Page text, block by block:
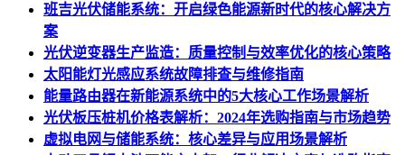
班吉光伏储能系统：开启绿色能源新时代的核心解决方
案
光伏逆变器生产监造：质量控制与效率优化的核心策略
太阳能灯光感应系统故障排查与维修指南
能量路由器在新能源系统中的5大核心工作场景解析
光伏板压桩机价格表解析：2024年选购指南与市场趋势
虚拟电网与储能系统：核心差异与应用场景解析